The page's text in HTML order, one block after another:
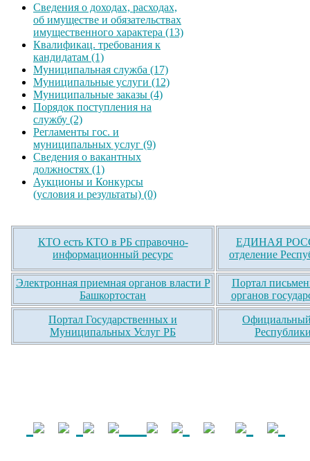
Сведения о доходах, расходах,
об имуществе и обязательствах
имущественного характера (13)
Квалификац. требования к
кандидатам (1)
Муниципальная служба (17)
Муниципальные услуги (12)
Муниципальные заказы (4)
Порядок поступления на
службу (2)
Регламенты гос. и
муниципальных услуг (9)
Сведения о вакантных
должностях (1)
Аукционы и Конкурсы
(условия и результаты) (0)
КТО есть КТО в РБ справочно-
информационный ресурс
ЕДИНАЯ
отделение
Электронная приемная органов власти Р
Башкортостан
Портал
органов
Портал Государственных и
Муниципальных Услуг РБ
Официальный